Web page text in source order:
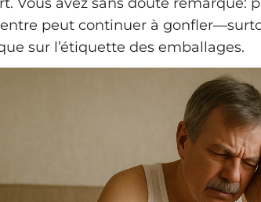
peut continuer à
sur l’étiquette des emballages.